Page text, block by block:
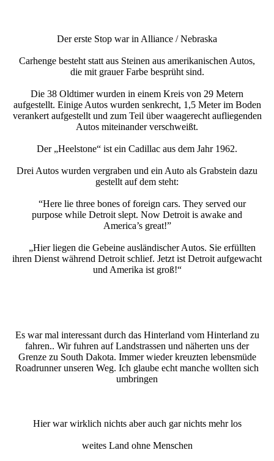
Der erste Stop war in Alliance / Nebraska
Carhenge besteht statt aus Steinen aus amerikanischen Autos,
die mit grauer Farbe besprüht sind.
Die 38 Oldtimer wurden in einem Kreis von 29 Metern
aufgestellt. Einige Autos wurden senkrecht, 1,5 Meter im Boden
verankert aufgestellt und zum Teil über waagerecht aufliegenden
Autos miteinander verschweißt.
Der „Heelstone“ ist ein Cadillac aus dem Jahr 1962.
Drei Autos wurden vergraben und ein Auto als Grabstein dazu
gestellt auf dem steht:
“Here lie three bones of foreign cars. They served our
purpose while Detroit slept. Now Detroit is awake and
America’s great!”
„Hier liegen die Gebeine ausländischer Autos. Sie erfüllten
ihren Dienst während Detroit schlief. Jetzt ist Detroit aufgewacht
und Amerika ist groß!“
Es war mal interessant durch das Hinterland vom Hinterland zu
fahren.. Wir fuhren auf Landstrassen und näherten uns der
Grenze zu South Dakota. Immer wieder kreuzten lebensmüde
Roadrunner unseren Weg. Ich glaube echt manche wollten sich
umbringen
Hier war wirklich nichts aber auch gar nichts mehr los
weites Land ohne Menschen